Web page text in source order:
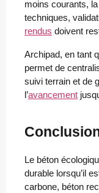
moins courants,
techniques,
rendus doivent
Archipad, en tant
permet de
suivi terrain et de
l’avancement
Le béton
durable lorsqu’il
carbone, béton